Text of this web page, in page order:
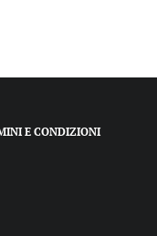
E CONDIZIONI